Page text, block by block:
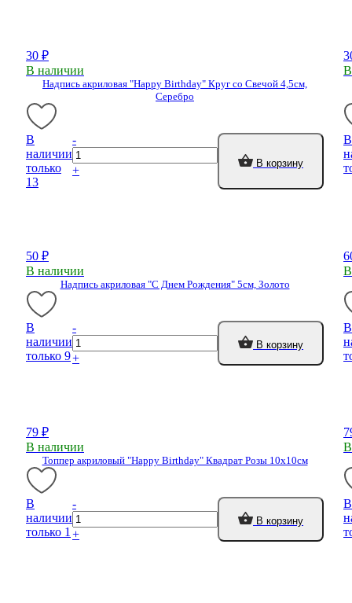
30 ₽
В наличии
Надпись акриловая "Happy Birthday" Круг со Свечой 4,5см,
Серебро
В
наличии
только
13
-
+
В корзину
В
50 ₽
В наличии
Надпись акриловая "С Днем Рождения" 5см, Золото
В
наличии
только 9
-
+
В корзину
В
79 ₽
В наличии
Топпер акриловый "Happy Birthday" Квадрат Розы 10х10см
В
наличии
только 1
-
+
В корзину
В